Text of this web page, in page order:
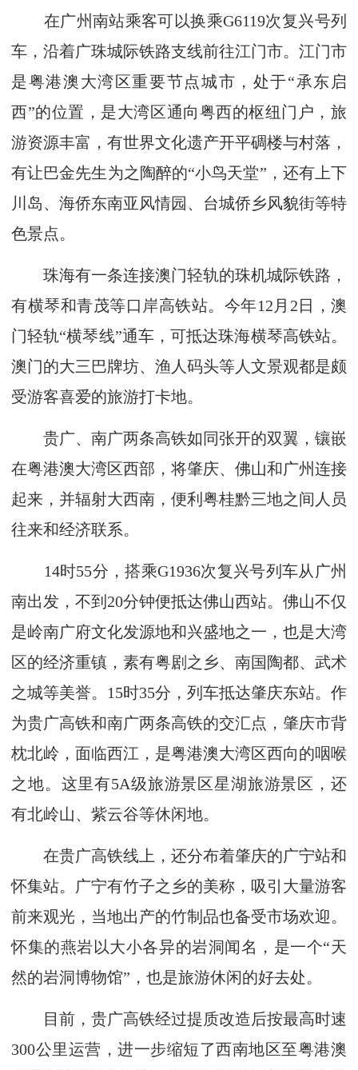
在广州南站乘客可以换乘G6119次复兴号列
车，沿着广珠城际铁路支线前往江门市。江门市
是粤港澳大湾区重要节点城市，处于“承东启
西”的位置，是大湾区通向粤西的枢纽门户，旅
游资源丰富，有世界文化遗产开平碉楼与村落，
有让巴金先生为之陶醉的“小鸟天堂”，还有上下
川岛、海侨东南亚风情园、台城侨乡风貌街等特
色景点。
珠海有一条连接澳门轻轨的珠机城际铁路，
有横琴和青茂等口岸高铁站。今年12月2日，澳
门轻轨“横琴线”通车，可抵达珠海横琴高铁站。
澳门的大三巴牌坊、渔人码头等人文景观都是颇
受游客喜爱的旅游打卡地。
贵广、南广两条高铁如同张开的双翼，镶嵌
在粤港澳大湾区西部，将肇庆、佛山和广州连接
起来，并辐射大西南，便利粤桂黔三地之间人员
往来和经济联系。
14时55分，搭乘G1936次复兴号列车从广州
南出发，不到20分钟便抵达佛山西站。佛山不仅
是岭南广府文化发源地和兴盛地之一，也是大湾
区的经济重镇，素有粤剧之乡、南国陶都、武术
之城等美誉。15时35分，列车抵达肇庆东站。作
为贵广高铁和南广两条高铁的交汇点，肇庆市背
枕北岭，面临西江，是粤港澳大湾区西向的咽喉
之地。这里有5A级旅游景区星湖旅游景区，还
有北岭山、紫云谷等休闲地。
在贵广高铁线上，还分布着肇庆的广宁站和
怀集站。广宁有竹子之乡的美称，吸引大量游客
前来观光，当地出产的竹制品也备受市场欢迎。
怀集的燕岩以大小各异的岩洞闻名，是一个“天
然的岩洞博物馆”，也是旅游休闲的好去处。
目前，贵广高铁经过提质改造后按最高时速
300公里运营，进一步缩短了西南地区至粤港澳